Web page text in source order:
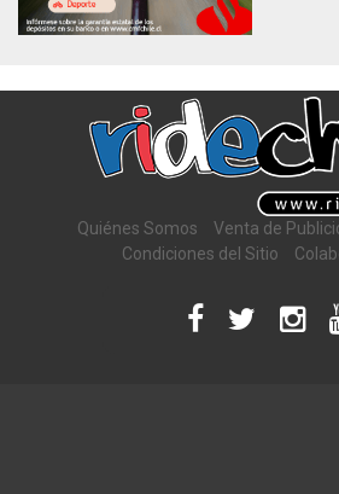
Quiénes Somos Venta de
Condiciones del Sitio